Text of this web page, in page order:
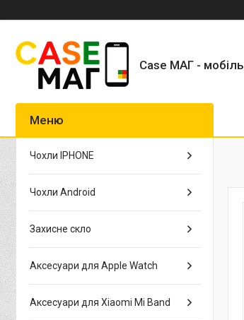
Case МАГ -
Чохли IPHONE
Чохли Android
Захисне скло
Аксесуари для Apple Watch
Аксесуари для Xiaomi Mi Band